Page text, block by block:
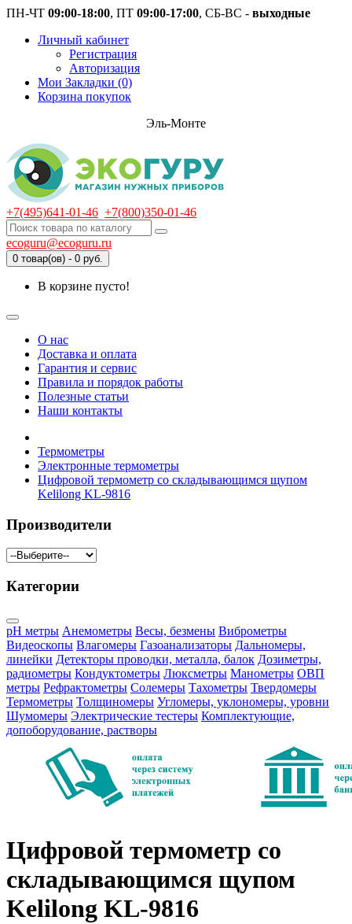
ПН-ЧТ 09:00-18:00, ПТ 09:00-17:00, СБ-ВС - выходные
Личный кабинет
Регистрация
Авторизация
Мои Закладки (0)
Корзина покупок
Эль-Монте
+7(495)641-01-46 +7(800)350-01-46
ecoguru@ecoguru.ru
0 товар(ов) - 0 руб.
В корзине пусто!
О нас
Доставка и оплата
Гарантия и сервис
Правила и порядок работы
Полезные статьи
Наши контакты
Термометры
Электронные термометры
Цифровой термометр со складывающимся щупом
Kelilong KL-9816
Производители
Категории
pH метры Анемометры Весы, безмены Виброметры
Видеоскопы Влагомеры Газоанализаторы Дальномеры,
линейки Детекторы проводки, металла, балок Дозиметры,
радиометры Кондуктометры Люксметры Манометры ОВП
метры Рефрактометры Солемеры Тахометры Твердомеры
Термометры Толщиномеры Угломеры, уклономеры, уровни
Шумомеры Электрические тестеры Комплектующие,
допоборудование, растворы
Цифровой термометр со
складывающимся щупом
Kelilong KL-9816